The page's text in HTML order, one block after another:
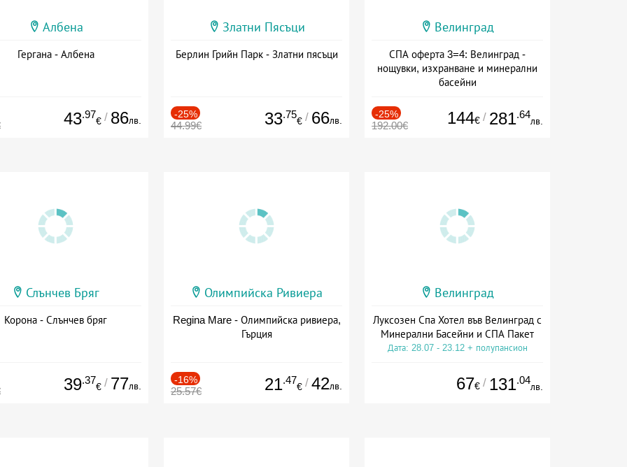
Албена
Гергана - Албена
43.97
€ / 86лв.
Златни Пясъци
Берлин Грийн Парк - Златни пясъци
-25%
44.99€ 33.75
€ / 66лв.
Велинград
СПА оферта 3=4: Велинград -
нощувки, изхранване и минерални
басейни
-25%
192.00€ 144€ / 281.64
лв.
Слънчев Бряг
Корона - Слънчев бряг
39.37
€ / 77лв.
Олимпийска Ривиера
Regina Mare - Олимпийска ривиера,
Гърция
-16%
25.57€ 21.47
€ / 42лв.
Велинград
Луксозен Спа Хотел във Велинград с
Минерални Басейни и СПА Пакет
Дата: 28.07 - 23.12 + полупансион
67€ / 131.04
лв.